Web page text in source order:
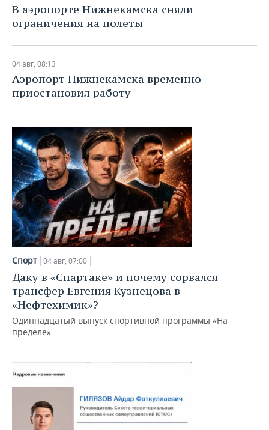
В аэропорте Нижнекамска сняли
ограничения на полеты
04 авг, 08:13
Аэропорт Нижнекамска временно
приостановил работу
Спорт 04 авг, 07:00
Даку в «Спартаке» и почему сорвался
трансфер Евгения Кузнецова в
«Нефтехимик»?
Одиннадцатый выпуск спортивной программы «На
пределе»